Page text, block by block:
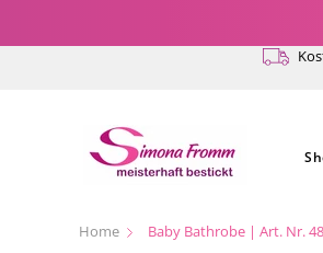
zum
Home Baby Bathrobe | Art. Nr.